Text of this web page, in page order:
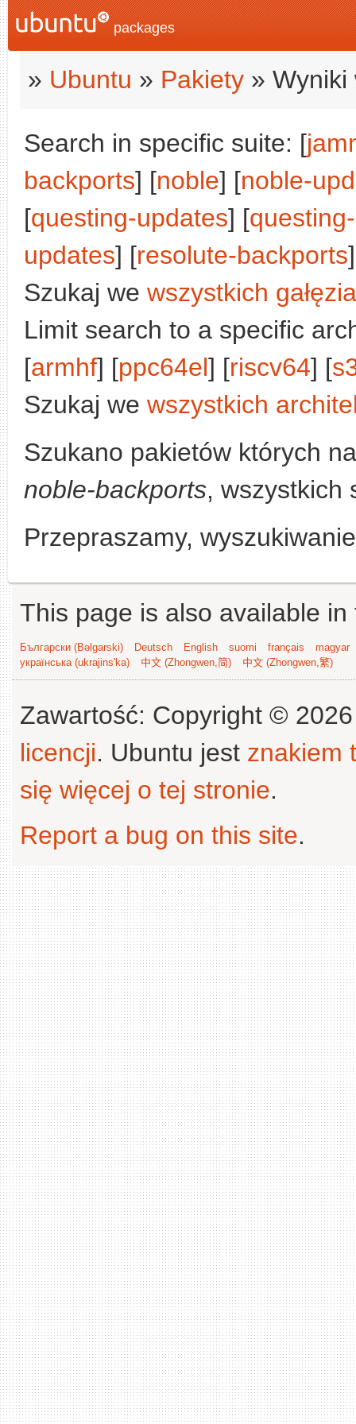
packages
» Ubuntu » Pakiety » Wyniki
Search in specific suite: [
backports] [noble] [noble-
[questing-updates] [
updates] [resolute-backports
Szukaj we wszystkich
Limit search to a specific
[armhf] [ppc64el] [riscv64] [
Szukaj we wszystkich
Szukano pakietów których
noble-backports, wszystkich
Przepraszamy,
This page is also available
Български (Bəlgarski) Deutsch English suomi français
magyar
українська (ukrajins'ka)
中文 (Zhongwen,简) 中文 (Zhongwen,繁)
Zawartość: Copyright ©
licencji. Ubuntu jest znakiem
się więcej o tej stronie.
Report a bug on this site.